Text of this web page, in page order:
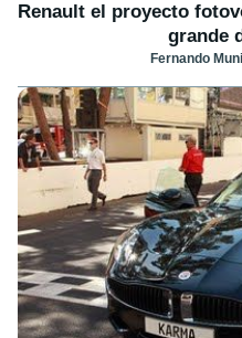
Renault el proyecto
grande
Fernando